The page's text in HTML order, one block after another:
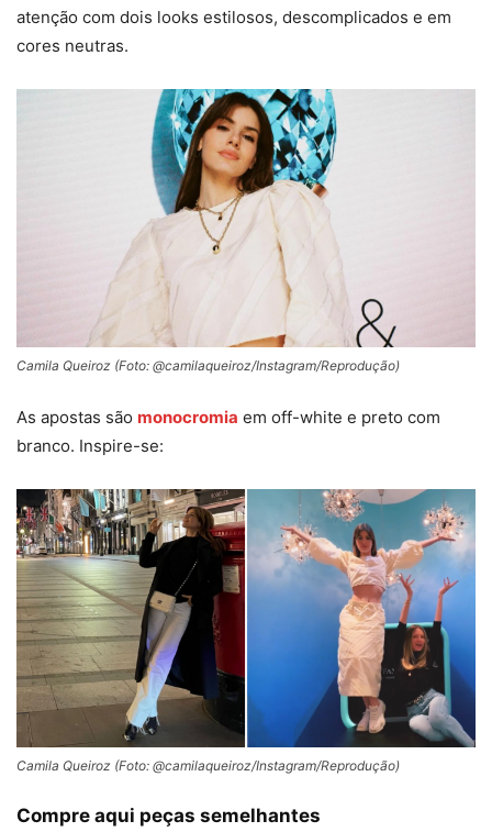
atenção com dois looks estilosos, descomplicados e em
cores neutras.
Camila Queiroz (Foto: @camilaqueiroz/Instagram/Reprodução)
As apostas são monocromia em off-white e preto com
branco. Inspire-se:
Camila Queiroz (Foto: @camilaqueiroz/Instagram/Reprodução)
Compre aqui peças semelhantes